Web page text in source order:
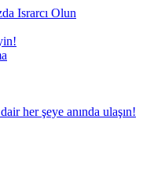
Israrcı Olun
her şeye anında ulaşın!